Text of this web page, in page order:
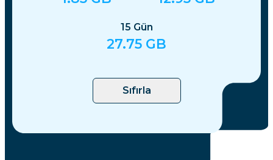
15 Gün
27.75 GB
Sıfırla